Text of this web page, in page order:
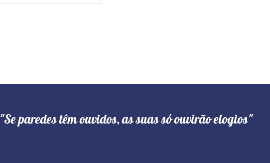
"Se paredes têm ouvidos, as suas só ouvirão elogios"